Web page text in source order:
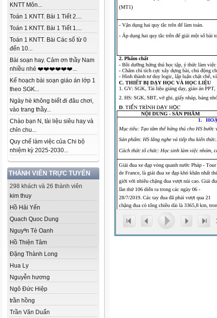
KNTT Môn...
Toán 1 KNTT. Bài 1 Tiết 2....
Toán 1 KNTT. Bài 1 Tiết 1....
Toán 1 KNTT. Bài Các số từ 0
đến 10...
Bài soạn hay. Cảm ơn thầy Nam
nhiều nhé ❤️❤️❤️❤️❤️❤️...
Kế hoạch bài soạn giáo án lớp 1
theo SGK...
Ngày hè không biết đi đâu chơi,
vào trang thầy...
Chào bạn N, tài liệu siêu hay và
chỉn chu...
Quy chế làm việc của Chi bộ
nhiệm kỳ 2025-2030...
THÀNH VIÊN TRỰC TUYẾN
298 khách và 26 thành viên
kim thuy
Hồ Hải Yến
Quach Quoc Dung
Nguyªn Tè Oanh
Hồ Thiện Tâm
Đặng Thành Long
Hua Ly
Nguyễn hương
Ngô Đức Hiệp
trần hồng
Trần Văn Duẩn